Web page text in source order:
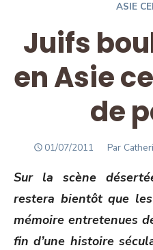
ASIE
Juifs
en Asie
de
POSTED
01/07/2011 Author
Par
Sur la scène
restera bientôt que
mémoire entretenues
fin d’une histoire